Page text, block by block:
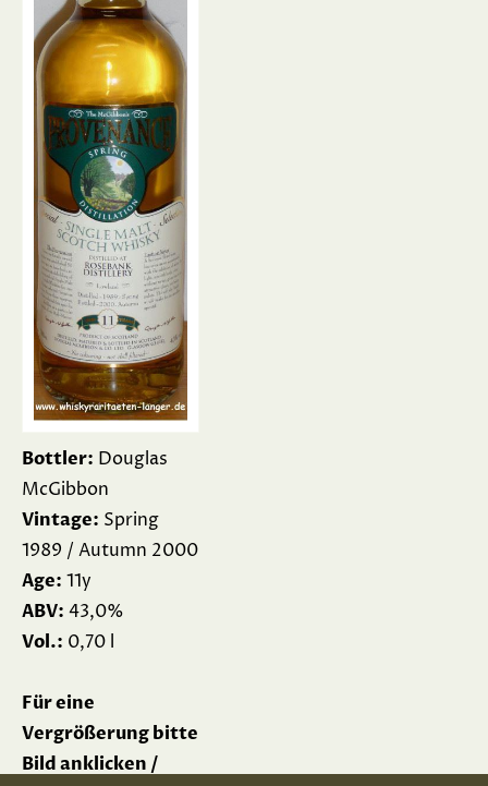
Bottler: Douglas
McGibbon
Vintage: Spring
1989 / Autumn 2000
Age: 11y
ABV: 43,0%
Vol.: 0,70 l
Für eine
Vergrößerung bitte
Bild anklicken /